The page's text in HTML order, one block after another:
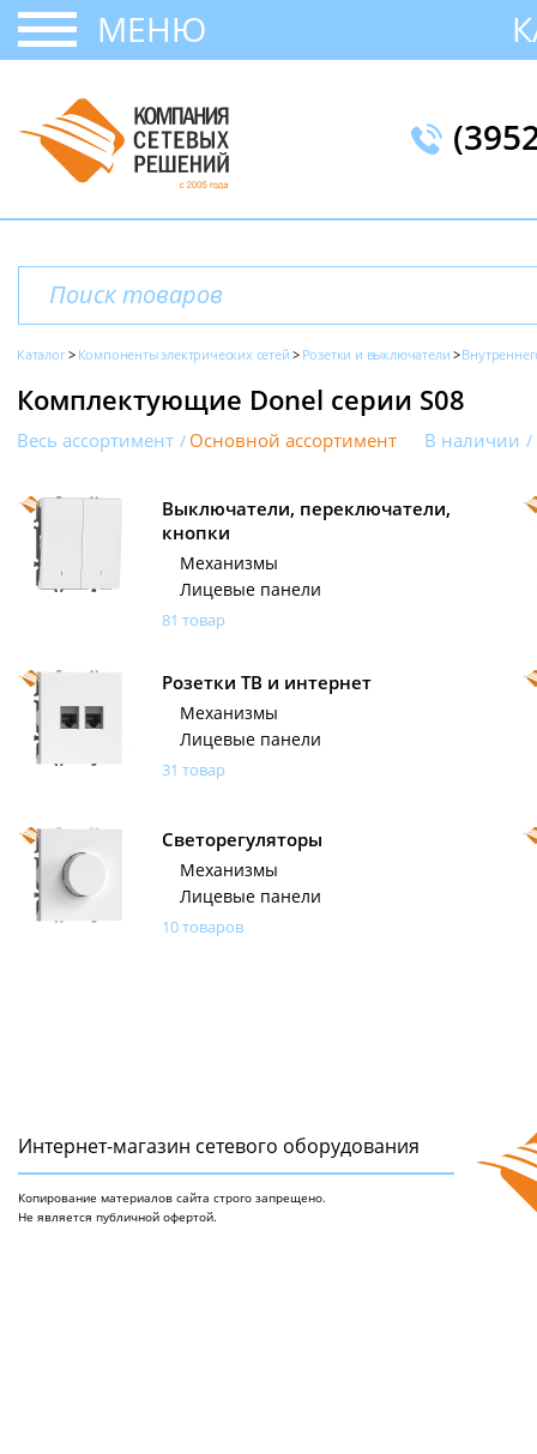
МЕНЮ
Каталог Компоненты электрических сетей Розетки и выключатели
Комплектующие Donel серии S08
Весь ассортимент Основной ассортимент В наличии
Выключатели, переключатели,
кнопки
Механизмы
Лицевые панели
81 товар
Розетки ТВ и интернет
Механизмы
Лицевые панели
31 товар
Светорегуляторы
Механизмы
Лицевые панели
10 товаров
Интернет-магазин сетeвого оборудования
Копирование материалов сайта строго запрещено.
Не является публичной офертой.